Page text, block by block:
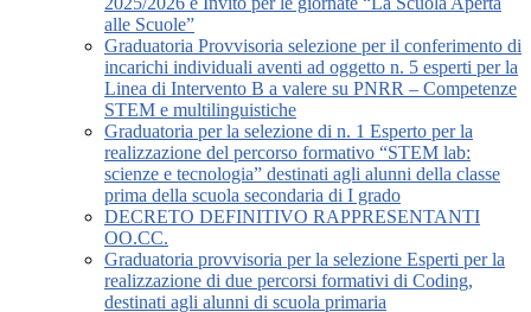
alle Scuole”
Graduatoria Provvisoria selezione per il conferimento di
incarichi individuali aventi ad oggetto n. 5 esperti per la
Linea di Intervento B a valere su PNRR – Competenze
STEM e multilinguistiche
Graduatoria per la selezione di n. 1 Esperto per la
realizzazione del percorso formativo “STEM lab:
scienze e tecnologia” destinati agli alunni della classe
prima della scuola secondaria di I grado
DECRETO DEFINITIVO RAPPRESENTANTI
OO.CC.
Graduatoria provvisoria per la selezione Esperti per la
realizzazione di due percorsi formativi di Coding,
destinati agli alunni di scuola primaria